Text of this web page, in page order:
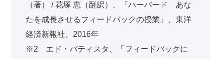
（著） / 花塚 恵（翻訳）、『ハーバード あな
たを成長させるフィードバックの授業』、東洋
経済新報社、2016年
※2 エド・バティスタ、「フィードバックに